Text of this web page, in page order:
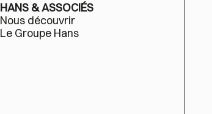
HANS & ASSOCIÉS
Nous découvrir
Le Groupe Hans